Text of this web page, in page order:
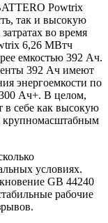
Powtrix
так и высокую
во время
6,26 МВтч
емкостью 392 Ач.
392 Ач имеют
энергоемкости по
Ач+. В целом,
в себе как высокую
крупномасштабным
условиях.
GB 44240
рабочие